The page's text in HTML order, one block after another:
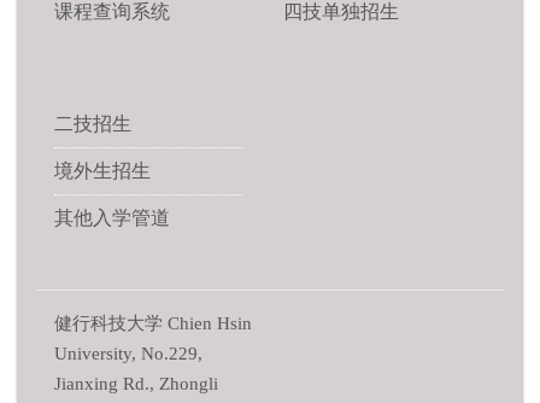
课程查询系统 四技单独招生
二技招生
境外生招生
其他入学管道
健行科技大学 Chien Hsin
University, No.229,
Jianxing Rd., Zhongli